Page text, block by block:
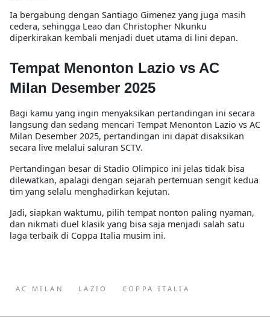
Ia bergabung dengan Santiago Gimenez yang juga masih
cedera, sehingga Leao dan Christopher Nkunku
diperkirakan kembali menjadi duet utama di lini depan.
Tempat Menonton Lazio vs AC
Milan Desember 2025
Bagi kamu yang ingin menyaksikan pertandingan ini secara
langsung dan sedang mencari Tempat Menonton Lazio vs AC
Milan Desember 2025, pertandingan ini dapat disaksikan
secara live melalui saluran SCTV.
Pertandingan besar di Stadio Olimpico ini jelas tidak bisa
dilewatkan, apalagi dengan sejarah pertemuan sengit kedua
tim yang selalu menghadirkan kejutan.
Jadi, siapkan waktumu, pilih tempat nonton paling nyaman,
dan nikmati duel klasik yang bisa saja menjadi salah satu
laga terbaik di Coppa Italia musim ini.
AC MILAN LAZIO COPPA ITALIA